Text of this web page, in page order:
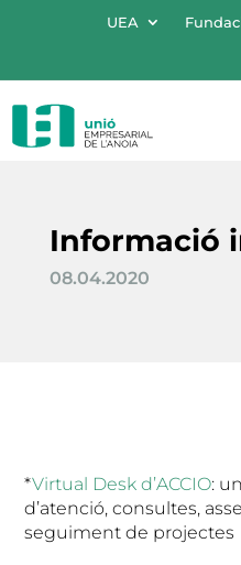
UEA
Informació
08.04.2020
*Virtual Desk d’ACCIO:
d’atenció, consultes,
seguiment de projectes